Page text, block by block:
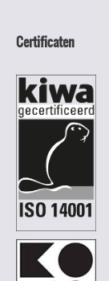
Certificaten